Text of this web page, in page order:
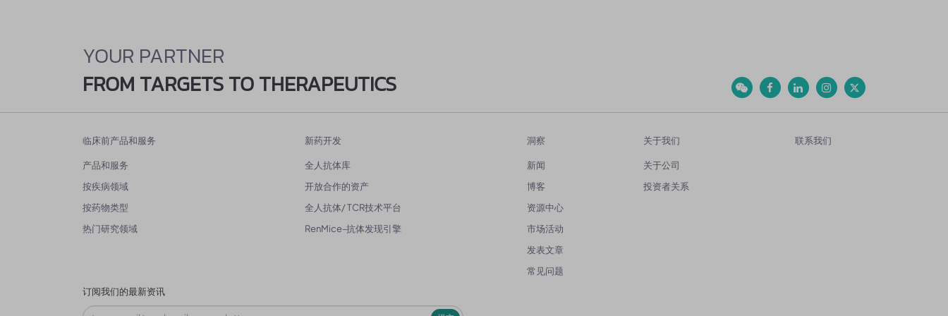
YOUR PARTNER
FROM TARGETS TO THERAPEUTICS
临床前产品和服务
产品和服务
按疾病领域
按药物类型
热门研究领域
新药开发
全人抗体库
开放合作的资产
全人抗体/ TCR技术平台
RenMice-抗体发现引擎
洞察
新闻
博客
资源中心
市场活动
发表文章
常见问题
关于我们
关于公司
投资者关系
联系我们
订阅我们的最新资讯